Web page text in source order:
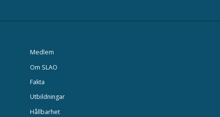
Medlem
Om SLAO
Fakta
Utbildningar
Hållbarhet